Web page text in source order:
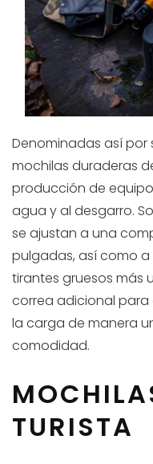
Denominadas así por
mochilas duraderas
producción de
agua y al desgarro.
se ajustan a una
pulgadas, así como
tirantes gruesos más
correa adicional para
la carga de manera
comodidad.
TURISTA